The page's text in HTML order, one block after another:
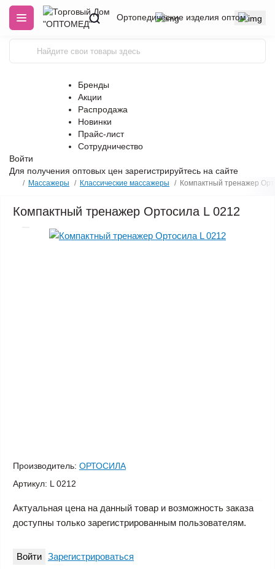
Ортопедические изделия оптом
Бренды
Акции
Распродажа
Новинки
Прайс-лист
Сотрудничество
Войти
Для получения оптовых цен зарегистрируйтесь на сайте
Массажеры Классические массажеры Компактный тренажер
Компактный тренажер Ортосила L 0212
Производитель: ОРТОСИЛА
Артикул: L 0212
Актуальная цена на данный товар и возможность заказа
доступны только зарегистрированным пользователям.
Войти Зарегистрироваться